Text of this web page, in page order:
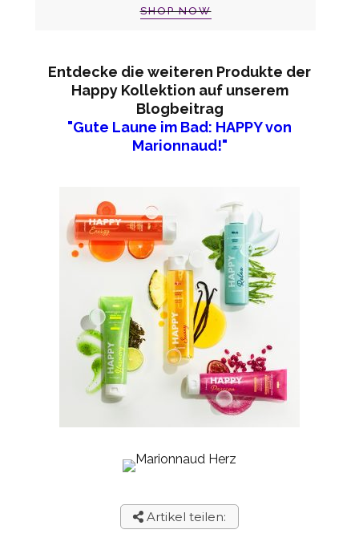
SHOP NOW
Entdecke die weiteren Produkte der
Happy Kollektion auf unserem
Blogbeitrag
"Gute Laune im Bad: HAPPY von
Marionnaud!"
Artikel teilen: